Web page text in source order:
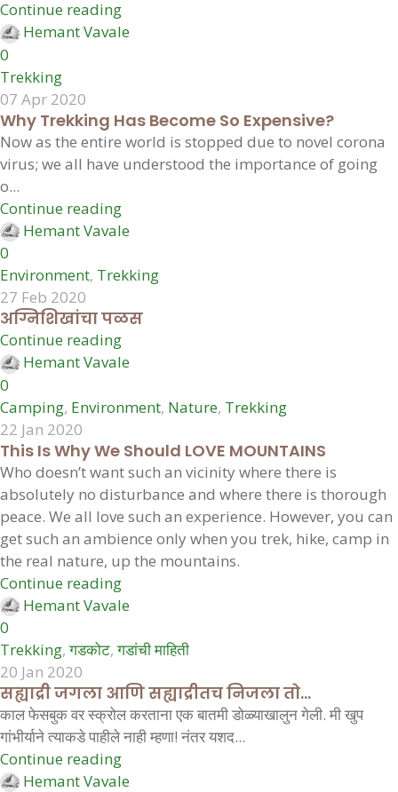
Continue reading
Hemant Vavale
0
Trekking
07 Apr 2020
Why Trekking Has Become So Expensive?
Now as the entire world is stopped due to novel corona
virus; we all have understood the importance of going
o...
Continue reading
Hemant Vavale
0
Environment, Trekking
27 Feb 2020
अग्निशिखांचा पळस
Continue reading
Hemant Vavale
0
Camping, Environment, Nature, Trekking
22 Jan 2020
This Is Why We Should LOVE MOUNTAINS
Who doesn’t want such an vicinity where there is
absolutely no disturbance and where there is thorough
peace. We all love such an experience. However, you can
get such an ambience only when you trek, hike, camp in
the real nature, up the mountains.
Continue reading
Hemant Vavale
0
Trekking,गडकोट,गडांची माहिती
20 Jan 2020
सह्याद्री जगला आणि सह्याद्रीतच निजला तो…
काल फेसबुक वर स्क्रोल करताना एक बातमी डोळ्याखालुन गेली. मी खुप
गांभीर्याने त्याकडे पाहीले नाही म्हणा! नंतर यशद...
Continue reading
Hemant Vavale